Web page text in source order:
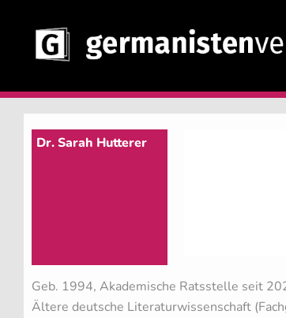
Dr. Sarah Hutterer
Geb. 1994, Akademische Ratsstelle seit
Ältere deutsche Literaturwissenschaft